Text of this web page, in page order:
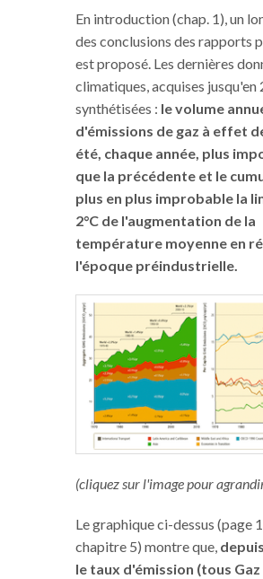
En introduction (chap. 1), un
des conclusions des rapports
est proposé. Les dernières
climatiques, acquises jusqu'en
synthétisées : le volume
d'émissions de gaz à effet
été, chaque année, plus
que la précédente et le
plus en plus improbable la
2°C de l'augmentation de la
température moyenne en
l'époque préindustrielle.
(cliquez sur l'image pour
Le graphique ci-dessus (page
chapitre 5) montre que,
le taux d'émission (tous